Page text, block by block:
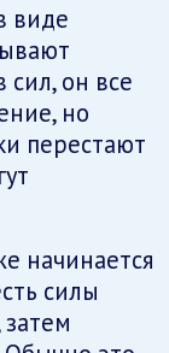
виде
он все
но
перестают
начинается
силы